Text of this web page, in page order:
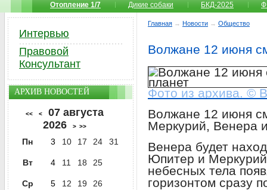
Отопление 1/7
Дикие собаки БКД-2025
Главная → Новости → Общество
Волжане 12 июня
Фото из архива. ©
Волжане 12 июня
Меркурий, Венера
Венера будет
Юпитер и
небесных тела
горизонтом сразу
Интервью
Правовой
Консультант
АРХИВ НОВОСТЕЙ
<< <
07 августа
2026
> >>
Пн 3 10 17 24 31
Вт 4 11 18 25
Ср 5 12 19 26